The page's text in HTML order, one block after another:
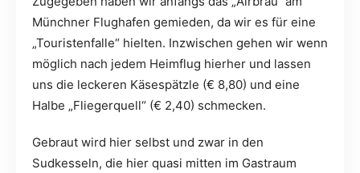
Münchner Flughafen gemieden, da wir es für eine
„Touristenfalle“ hielten. Inzwischen gehen wir wenn
möglich nach jedem Heimflug hierher und lassen
uns die leckeren Käsespätzle (€ 8,80) und eine
Halbe „Fliegerquell“ (€ 2,40) schmecken.
Gebraut wird hier selbst und zwar in den
Sudkesseln, die hier quasi mitten im Gastraum